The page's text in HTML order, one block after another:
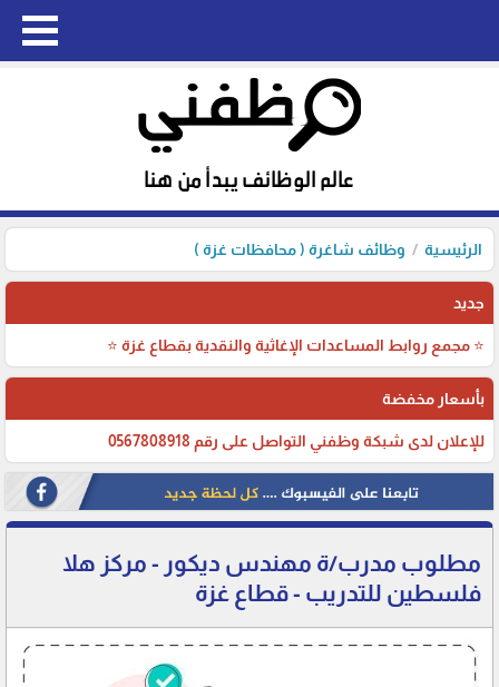
الرئيسية وظائف شاغرة ( محافظات غزة )
جديد
⭐ مجمع روابط المساعدات الإغاثية والنقدية بقطاع غزة ⭐
بأسعار مخفضة
للإعلان لدى شبكة وظفني التواصل على رقم 0567808918
مطلوب مدرب/ة مهندس ديكور - مركز هلا
فلسطين للتدريب - قطاع غزة